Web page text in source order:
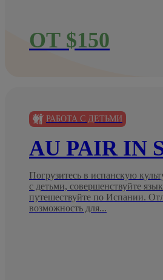
ОТ $150
РАБОТА С ДЕТЬМИ
AU PAIR IN
Погрузитесь в испанскую
с детьми, совершенствуйте
путешествуйте по Испании.
возможность для...